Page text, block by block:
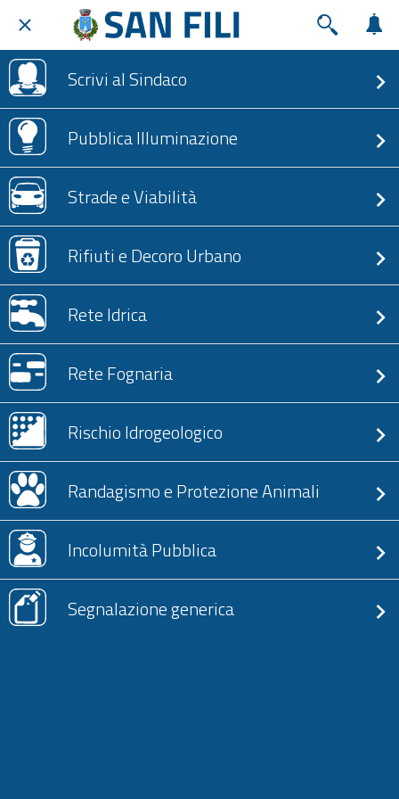
Scrivi al Sindaco
Pubblica Illuminazione
Strade e Viabilità
Rifiuti e Decoro Urbano
Rete Idrica
Rete Fognaria
Rischio Idrogeologico
Randagismo e Protezione Animali
Incolumità Pubblica
Segnalazione generica